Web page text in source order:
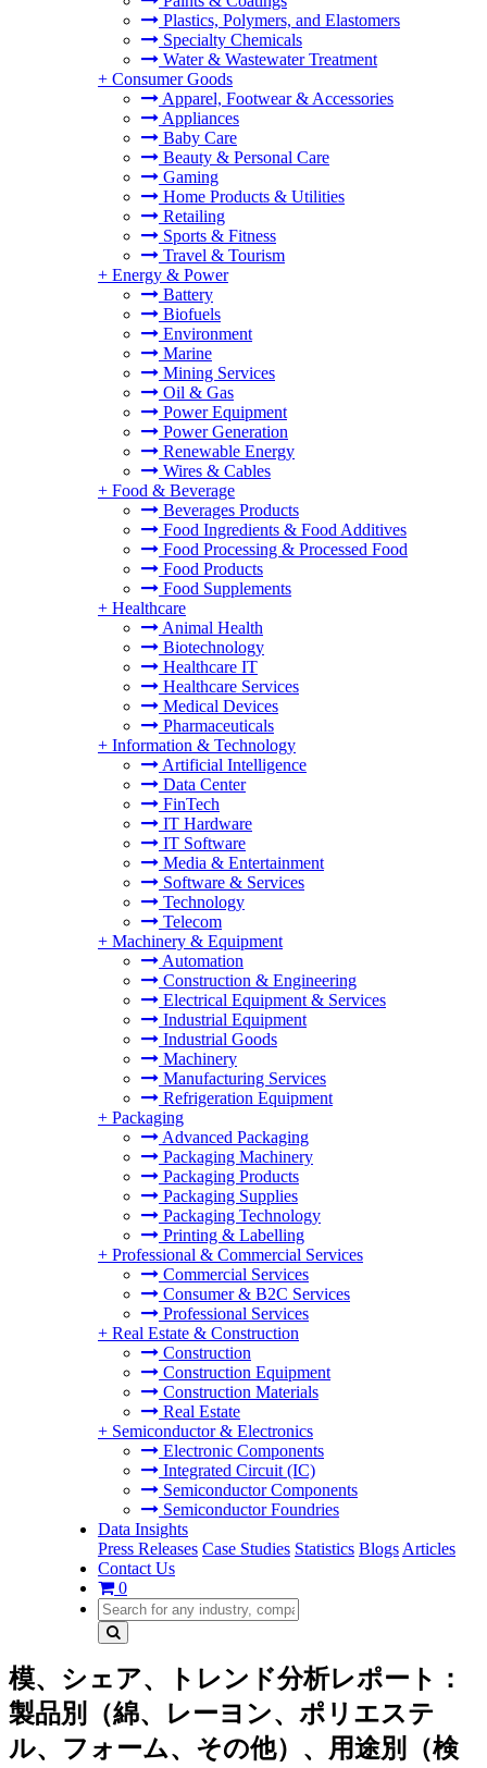
Plastics, Polymers, and Elastomers
Specialty Chemicals
Water & Wastewater Treatment
+ Consumer Goods
Apparel, Footwear & Accessories
Appliances
Baby Care
Beauty & Personal Care
Gaming
Home Products & Utilities
Retailing
Sports & Fitness
Travel & Tourism
+ Energy & Power
Battery
Biofuels
Environment
Marine
Mining Services
Oil & Gas
Power Equipment
Power Generation
Renewable Energy
Wires & Cables
+ Food & Beverage
Beverages Products
Food Ingredients & Food Additives
Food Processing & Processed Food
Food Products
Food Supplements
+ Healthcare
Animal Health
Biotechnology
Healthcare IT
Healthcare Services
Medical Devices
Pharmaceuticals
+ Information & Technology
Artificial Intelligence
Data Center
FinTech
IT Hardware
IT Software
Media & Entertainment
Software & Services
Technology
Telecom
+ Machinery & Equipment
Automation
Construction & Engineering
Electrical Equipment & Services
Industrial Equipment
Industrial Goods
Machinery
Manufacturing Services
Refrigeration Equipment
+ Packaging
Advanced Packaging
Packaging Machinery
Packaging Products
Packaging Supplies
Packaging Technology
Printing & Labelling
+ Professional & Commercial Services
Commercial Services
Consumer & B2C Services
Professional Services
+ Real Estate & Construction
Construction
Construction Equipment
Construction Materials
Real Estate
+ Semiconductor & Electronics
Electronic Components
Integrated Circuit (IC)
Semiconductor Components
Semiconductor Foundries
Data Insights
Press Releases Case Studies Statistics Blogs Articles
Contact Us
0
模、シェア、トレンド分析レポート：
製品別（綿、レーヨン、ポリエステ
ル、フォーム、その他）、用途別（検